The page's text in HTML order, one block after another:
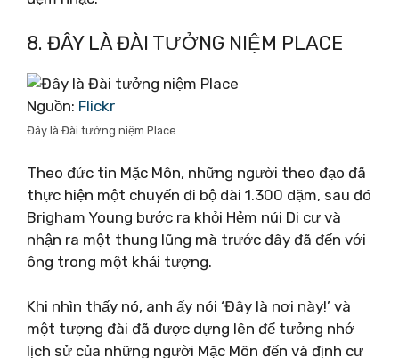
8. ĐÂY LÀ ĐÀI TƯỞNG NIỆM PLACE
Nguồn: Flickr
Đây là Đài tưởng niệm Place
Theo đức tin Mặc Môn, những người theo đạo đã
thực hiện một chuyến đi bộ dài 1.300 dặm, sau đó
Brigham Young bước ra khỏi Hẻm núi Di cư và
nhận ra một thung lũng mà trước đây đã đến với
ông trong một khải tượng.
Khi nhìn thấy nó, anh ấy nói ‘Đây là nơi này!’ và
một tượng đài đã được dựng lên để tưởng nhớ
lịch sử của những người Mặc Môn đến và định cư